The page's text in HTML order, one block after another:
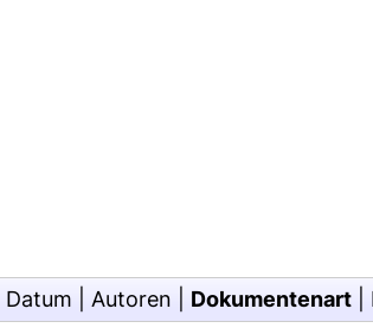
Datum Autoren Dokumentenart|